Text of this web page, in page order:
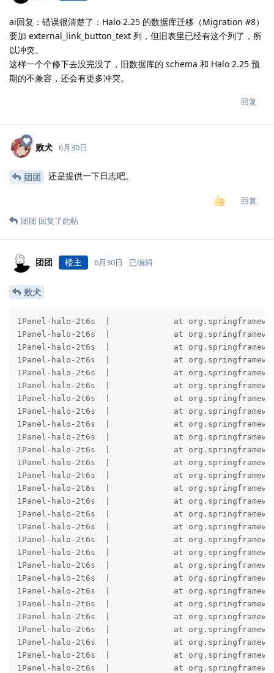
ai回复：错误很清楚了：Halo 2.25 的数据库迁移（Migration #8）
要加 external_link_button_text 列，但旧表里已经有这个列了，所
以冲突。
这样一个个修下去没完没了，旧数据库的 schema 和 Halo 2.25 预
期的不兼容，还会有更多冲突。
回复
败犬 6月30日
团团 还是提供一下日志吧。
回复
团团 回复了此帖
团团 楼主 6月30日 已编辑
败犬
1Panel-halo-2t6s  |             at org.springframework.boot.sql.init.AbstractScriptDatabaseInitializer.runScripts(AbstractScriptDatabaseInitializer.java:159) ~[spring-boot-sql-4.1.0.jar:4.1.0]
1Panel-halo-2t6s  |             at org.springframework.boot.sql.init.AbstractScriptDatabaseInitializer.applyScripts(AbstractScriptDatabaseInitializer.java:120) ~[spring-boot-sql-4.1.0.jar:4.1.0]
1Panel-halo-2t6s  |             at org.springframework.boot.sql.init.AbstractScriptDatabaseInitializer.applySchemaScripts(AbstractScriptDatabaseInitializer.java:109) ~[spring-boot-sql-4.1.0.jar:4.1.0]
1Panel-halo-2t6s  |             at org.springframework.boot.sql.init.AbstractScriptDatabaseInitializer.initializeDatabase(AbstractScriptDatabaseInitializer.java:87) ~[spring-boot-sql-4.1.0.jar:4.1.0]
1Panel-halo-2t6s  |             at org.springframework.boot.sql.init.AbstractScriptDatabaseInitializer.afterPropertiesSet(AbstractScriptDatabaseInitializer.java:77) ~[spring-boot-sql-4.1.0.jar:4.1.0]
1Panel-halo-2t6s  |             at org.springframework.beans.factory.support.AbstractAutowireCapableBeanFactory.invokeInitMethods(AbstractAutowireCapableBeanFactory.java:1862) ~[spring-beans-7.0.8.jar:7.0.8]
1Panel-halo-2t6s  |             at org.springframework.beans.factory.support.AbstractAutowireCapableBeanFactory.initializeBean(AbstractAutowireCapableBeanFactory.java:1811) ~[spring-beans-7.0.8.jar:7.0.8]
1Panel-halo-2t6s  |             at org.springframework.beans.factory.support.AbstractAutowireCapableBeanFactory.doCreateBean(AbstractAutowireCapableBeanFactory.java:603) ~[spring-beans-7.0.8.jar:7.0.8]
1Panel-halo-2t6s  |             at org.springframework.beans.factory.support.AbstractAutowireCapableBeanFactory.createBean(AbstractAutowireCapableBeanFactory.java:525) ~[spring-beans-7.0.8.jar:7.0.8]
1Panel-halo-2t6s  |             at org.springframework.beans.factory.support.AbstractBeanFactory.lambda$doGetBean$0(AbstractBeanFactory.java:333) ~[spring-beans-7.0.8.jar:7.0.8]
1Panel-halo-2t6s  |             at org.springframework.beans.factory.support.DefaultSingletonBeanRegistry.getSingleton(DefaultSingletonBeanRegistry.java:371) ~[spring-beans-7.0.8.jar:7.0.8]
1Panel-halo-2t6s  |             at org.springframework.beans.factory.support.AbstractBeanFactory.doGetBean(AbstractBeanFactory.java:331) ~[spring-beans-7.0.8.jar:7.0.8]
1Panel-halo-2t6s  |             at org.springframework.beans.factory.support.AbstractBeanFactory.getBean(AbstractBeanFactory.java:196) ~[spring-beans-7.0.8.jar:7.0.8]
1Panel-halo-2t6s  |             at org.springframework.beans.factory.support.AbstractBeanFactory.doGetBean(AbstractBeanFactory.java:309) ~[spring-beans-7.0.8.jar:7.0.8]
1Panel-halo-